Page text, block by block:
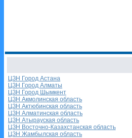
ЦЗН Город Астана
ЦЗН Город Алматы
ЦЗН Город Шымкент
ЦЗН Акмолинская область
ЦЗН Актюбинская область
ЦЗН Алматинская область
ЦЗН Атырауская область
ЦЗН Восточно-Казахстанская область
ЦЗН Жамбылская область